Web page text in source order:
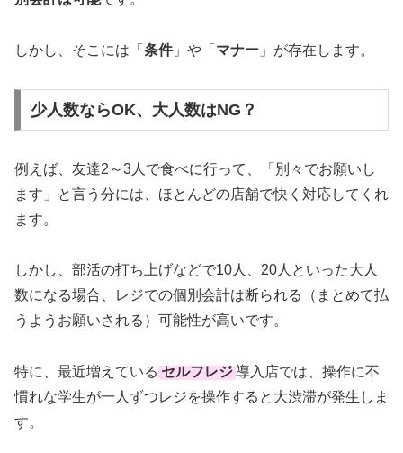
しかし、そこには「 条件」や「 マナー 」が存在します。
少人数ならOK、大人数はNG？
例えば、友達2～3人で食べに行って、「別々でお願いし
ます」と言う分には、ほとんどの店舗で快く対応してくれ
ます。
しかし、部活の打ち上げなどで10人、20人といった大人
数になる場合、レジでの個別会計は断られる（まとめて払
うようお願いされる）可能性が高いです。
特に、最近増えている セルフレジ導入店では、操作に不
慣れな学生が一人ずつレジを操作すると大渋滞が発生しま
す。